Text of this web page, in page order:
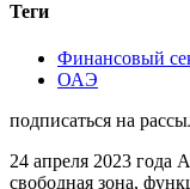
Теги
Финансовый
ОАЭ
подписаться на
24 апреля 2023 года
свободная зона,